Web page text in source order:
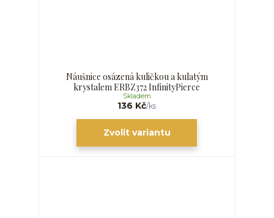
Náušnice osázená kuličkou a kulatým
krystalem ERBZ372 InfinityPierce
136 Kč/ks
Skladem
Zvolit variantu